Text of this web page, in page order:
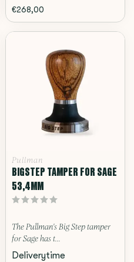
€268,00
Pullman
BIGSTEP TAMPER FOR SAGE
53,4MM
The Pullman's Big Step tamper
for Sage has t...
Deliverytime